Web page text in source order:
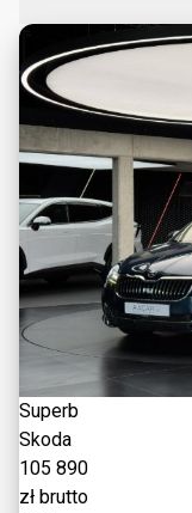
Superb
Skoda
105 890
zł brutto